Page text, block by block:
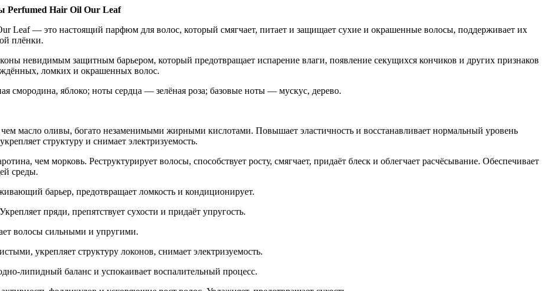
Perfumed Hair Oil Our Leaf
Leaf — это настоящий парфюм для волос, который смягчает, питает и защищает сухие и окрашенные волосы, поддерживает их
плёнки.
невидимым защитным барьером, который предотвращает испарение влаги, появление секущихся кончиков и других признаков
ломких и окрашенных волос.
смородина, яблоко; ноты сердца — зелёная роза; базовые ноты — мускус, дерево.
масло оливы, богато незаменимыми жирными кислотами. Повышает эластичность и восстанавливает нормальный уровень
структуру и снимает электризуемость.
чем морковь. Реструктурирует волосы, способствует росту, смягчает, придаёт блеск и облегчает расчёсывание. Обеспечивает
среды.
барьер, предотвращает ломкость и кондиционирует.
пряди, препятствует сухости и придаёт упругость.
волосы сильными и упругими.
укрепляет структуру локонов, снимает электризуемость.
липидный баланс и успокаивает воспалительный процесс.